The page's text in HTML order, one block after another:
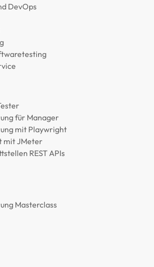
DevOps
für Manager
mit Playwright
mit JMeter
REST APIs
Masterclass